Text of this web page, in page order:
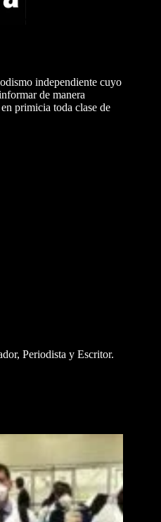
independiente cuyo
de manera
primicia toda clase de
Periodista y Escritor.